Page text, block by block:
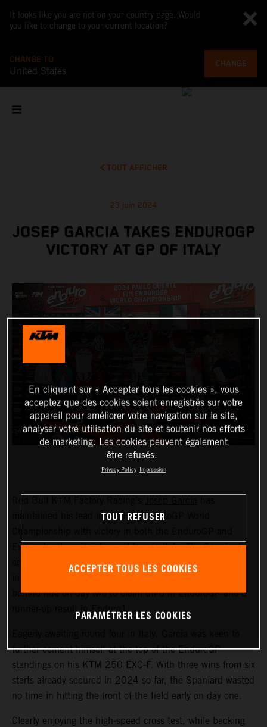
It looks like you are not on your country page. Would
you like to change to your current location?
CHANGE TO
United States
CHANGE
TOUT AFFICHER
23 juin 2024
JOSEP GARCIA TAKES ENDUROGP
VICTORY AT GP OF ITALY
maintained his lead in the FIM EnduroGP World
Enduro1 categories at round four in Italy. The Spaniard
enjoyed a dominant victory in both categories on day one
behind ride on day two to claim third in EnduroGP and a
runner-up result in Enduro1.
further cement himself at the top of the EnduroGP
standings on his KTM 250 EXC-F. With three wins from six
starts already secured in 2024 so far, the Spaniard wasted
no time in hitting the front of the field early on day one.
Clearly enjoying the high-speed cross test, while backing
En cliquant sur « Accepter tous les cookies », vous
acceptez que des cookies soient enregistrés sur votre
appareil pour améliorer votre navigation sur le site,
analyser votre utilisation du site et soutenir nos efforts
de marketing. Les cookies peuvent également
être refusés.
Privacy Policy Impression
TOUT REFUSER
ACCEPTER TOUS LES COOKIES
PARAMÉTRER LES COOKIES